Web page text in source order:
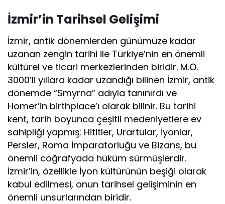
İzmir’in Tarihsel Gelişimi
İzmir, antik dönemlerden günümüze kadar
uzanan zengin tarihi ile Türkiye’nin en önemli
kültürel ve ticari merkezlerinden biridir. M.Ö.
3000’li yıllara kadar uzandığı bilinen İzmir, antik
dönemde “Smyrna” adıyla tanınırdı ve
Homer’in birthplace’ı olarak bilinir. Bu tarihi
kent, tarih boyunca çeşitli medeniyetlere ev
sahipliği yapmış; Hititler, Urartular, İyonlar,
Persler, Roma İmparatorluğu ve Bizans, bu
önemli coğrafyada hüküm sürmüşlerdir.
İzmir’in, özellikle İyon kültürünün beşiği olarak
kabul edilmesi, onun tarihsel gelişiminin en
önemli unsurlarından biridir.